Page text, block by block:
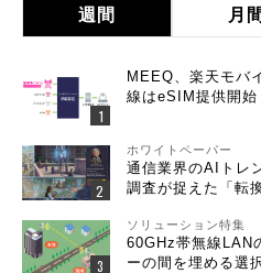
週間 月間
MEEQ、楽天モバ
線はeSIM提供開始
ホワイトペーパー
通信業界のAIトレ
調査が捉えた「転
ソリューション特集
60GHz帯無線
ーの間を埋める選